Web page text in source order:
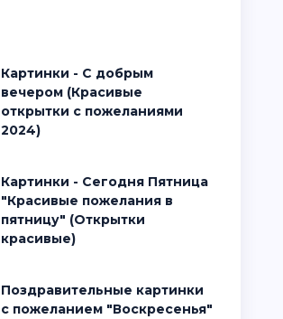
Картинки - С добрым
вечером (Красивые
открытки с пожеланиями
2024)
Картинки - Сегодня Пятница
"Красивые пожелания в
пятницу" (Открытки
красивые)
Поздравительные картинки
с пожеланием "Воскресенья"